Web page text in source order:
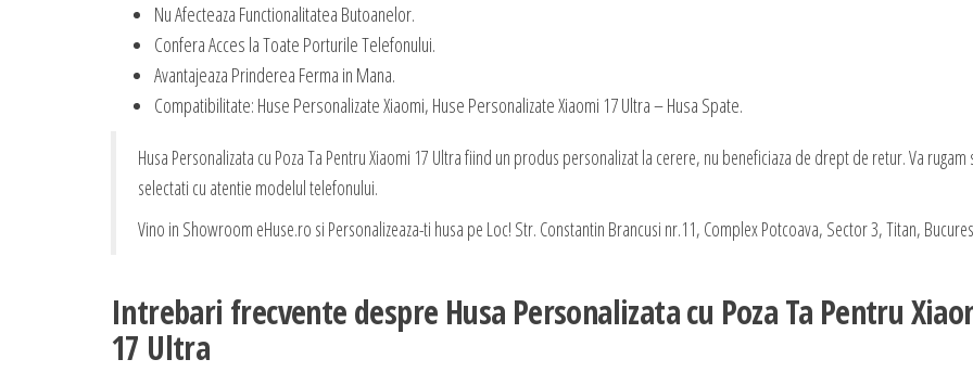
Nu Afecteaza Functionalitatea Butoanelor.
Confera Acces la Toate Porturile Telefonului.
Avantajeaza Prinderea Ferma in Mana.
Compatibilitate: Huse Personalizate Xiaomi, Huse Personalizate Xiaomi 17 Ultra – Husa Spate.
Husa Personalizata cu Poza Ta Pentru Xiaomi 17 Ultra fiind un produs personalizat la cerere, nu beneficiaza de drept de retur. Va rugam
selectati cu atentie modelul telefonului.
Vino in Showroom eHuse.ro si Personalizeaza-ti husa pe Loc! Str. Constantin Brancusi nr.11, Complex Potcoava, Sector 3, Titan,
Intrebari frecvente despre Husa Personalizata cu Poza Ta Pentru
17 Ultra